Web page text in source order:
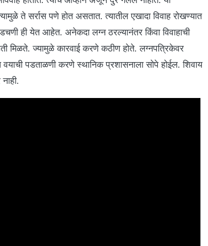
ते सर्रास पणे होत असतात. त्यातील एखादा विवाह रोखण्यात
ही येत आहेत. अनेकदा लग्न ठरल्यानंतर किंवा विवाहाची
मिळते. ज्यामुळे कारवाई करणे कठीण होते. लग्नपत्रिकेवर
पडताळणी करणे स्थानिक प्रशासनाला सोपे होईल. शिवाय